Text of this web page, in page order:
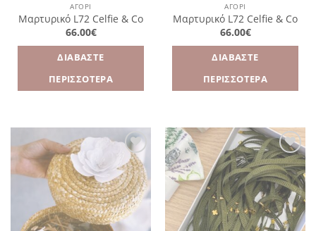
ΑΓΌΡΙ
Μαρτυρικό L72 Celfie & Co
66.00€
ΔΙΑΒΆΣΤΕ
ΠΕΡΙΣΣΌΤΕΡΑ
ΑΓΌΡΙ
Μαρτυρικό L72 Celfie & Co
66.00€
ΔΙΑΒΆΣΤΕ
ΠΕΡΙΣΣΌΤΕΡΑ
Πρόσθήκη
στην
λίστα
επιθυμιών
Πρόσθήκη
στην
λίστα
επιθυμιών